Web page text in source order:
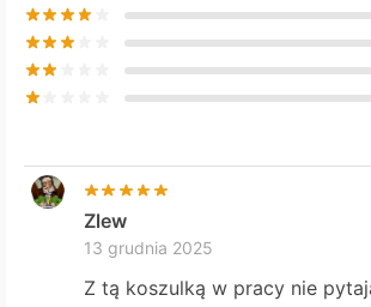
Zlew
13 grudnia 2025
Z tą koszulką w pracy nie